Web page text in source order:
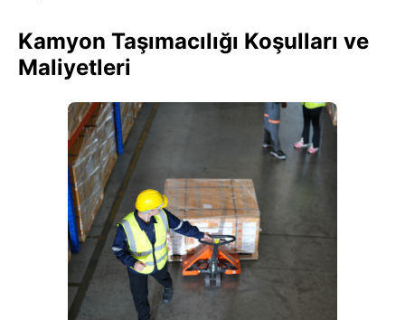
Kamyon Taşımacılığı Koşulları ve
Maliyetleri